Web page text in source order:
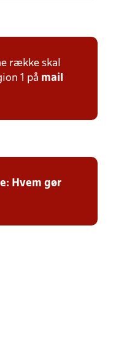
række skal
1 på mail
Hvem gør